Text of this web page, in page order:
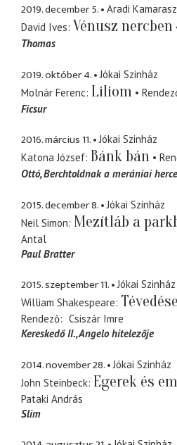
2019. december 5.
Aradi
David Ives Vénusz nercben
Thomas
2019. október 4.
Jókai Szinház
Molnár Ferenc Liliom
Ficsur
2016. március 11.
Jókai Szinház
Katona József Bánk bán
Ottó Berchtoldnak a merániai
2015. december 8.
Jókai Szinház
Neil Simon Mezítláb a
Antal
Paul Bratter
2015. szeptember 11.
Jókai Szinház
William Shakespeare
Rendező
Csiszár Imre
Kereskedő II. Angelo hitelezője
2014. november 28.
Jókai Szinház
John Steinbeck Egerek és
Pataki András
Slim